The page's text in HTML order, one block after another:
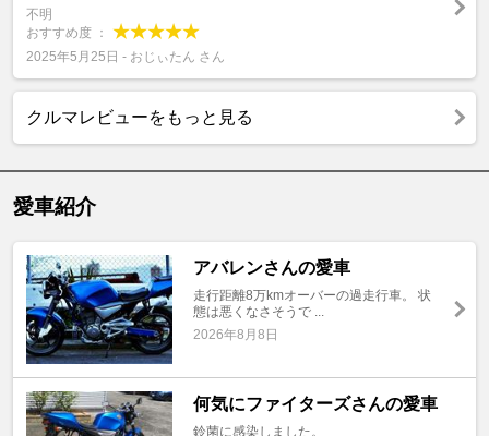
不明
おすすめ度 ：
2025年5月25日 - おじぃたん さん
クルマレビューをもっと見る
愛車紹介
アバレンさんの愛車
走行距離8万kmオーバーの過走行車。 状
態は悪くなさそうで ...
2026年8月8日
何気にファイターズさんの愛車
鈴菌に感染しました。